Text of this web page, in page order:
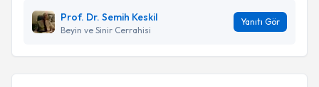
Prof. Dr. Semih Keskil
Beyin ve Sinir Cerrahisi
Yanıtı Gör